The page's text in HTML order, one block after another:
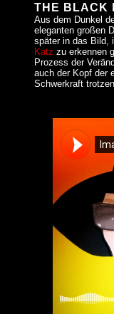
THE BLACK
Aus dem Dunkel
eleganten großen
später in das Bild,
Katz zu erkennen
Prozess der
auch der Kopf der
Schwerkraft